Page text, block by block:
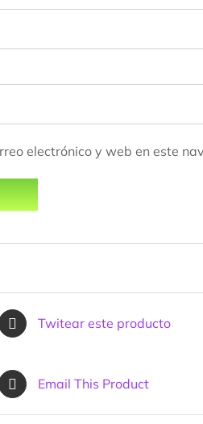
electrónico y web en este
Twitear este producto
Email This Product